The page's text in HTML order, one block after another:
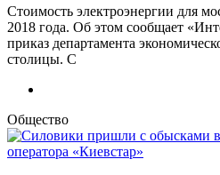
Стоимость электроэнергии для
2018 года. Об этом сообщает
приказ департамента
столицы. С
Общество